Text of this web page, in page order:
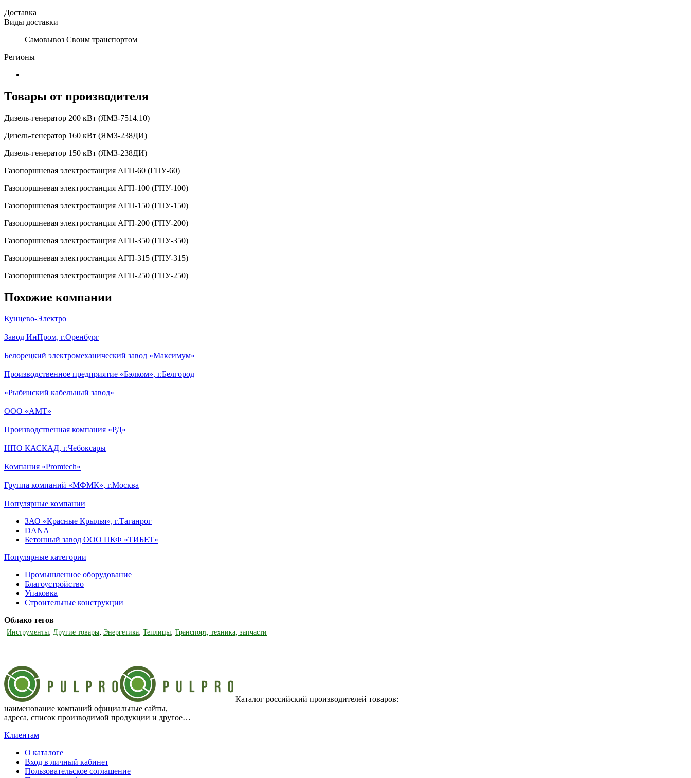
Доставка
Виды доставки
Самовывоз Своим транспортом
Регионы
Товары от производителя
Дизель-генератор 200 кВт (ЯМЗ-7514.10)
Дизель-генератор 160 кВт (ЯМЗ-238ДИ)
Дизель-генератор 150 кВт (ЯМЗ-238ДИ)
Газопоршневая электростанция АГП-60 (ГПУ-60)
Газопоршневая электростанция АГП-100 (ГПУ-100)
Газопоршневая электростанция АГП-150 (ГПУ-150)
Газопоршневая электростанция АГП-200 (ГПУ-200)
Газопоршневая электростанция АГП-350 (ГПУ-350)
Газопоршневая электростанция АГП-315 (ГПУ-315)
Газопоршневая электростанция АГП-250 (ГПУ-250)
Похожие компании
Кунцево-Электро
Завод ИнПром, г.Оренбург
Белорецкий электромеханический завод «Максимум»
Производственное предприятие «Бэлком», г.Белгород
«Рыбинский кабельный завод»
ООО «АМТ»
Производственная компания «РД»
НПО КАСКАД, г.Чебоксары
Компания «Promtech»
Группа компаний «МФМК», г.Москва
Популярные компании
ЗАО «Красные Крылья», г.Таганрог
DANA
Бетонный завод ООО ПКФ «ТИБЕТ»
Популярные категории
Промышленное оборудование
Благоустройство
Упаковка
Строительные конструкции
Облако тегов
Инструменты, Другие товары, Энергетика, Теплицы, Транспорт, техника, запчасти
Каталог российский производителей товаров:
наименование компаний официальные сайты,
адреса, список производимой продукции и другое…
Клиентам
О каталоге
Вход в личный кабинет
Пользовательское соглашение